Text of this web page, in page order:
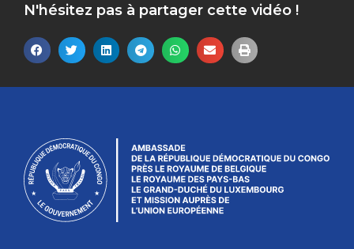
N'hésitez pas à partager cette vidéo !